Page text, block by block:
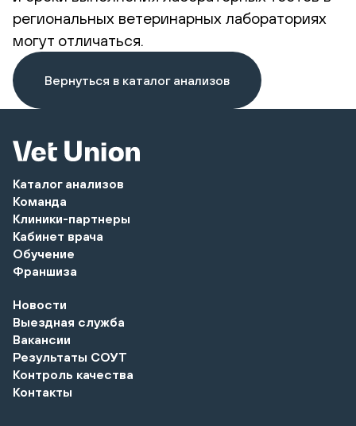
региональных ветеринарных лабораториях
могут отличаться.
Вернуться в каталог анализов
Каталог анализов
Команда
Клиники-партнеры
Кабинет врача
Обучение
Франшиза
Новости
Выездная служба
Вакансии
Результаты СОУТ
Контроль качества
Контакты